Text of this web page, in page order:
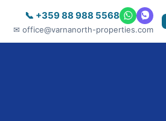
📞 +359 88 988 5568
✉ office@varnanorth-properties.com